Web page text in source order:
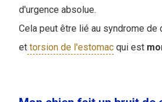
d'urgence absolue.
Cela peut être lié au syndrome de
et torsion de l'estomac qui est